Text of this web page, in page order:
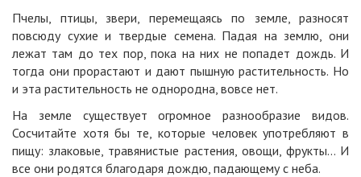
Пчелы, птицы, звери, перемещаясь по земле, разносят
повсюду сухие и твердые семена. Падая на землю, они
лежат там до тех пор, пока на них не попадет дождь. И
тогда они прорастают и дают пышную растительность. Но
и эта растительность не однородна, вовсе нет.
На земле существует огромное разнообразие видов.
Сосчитайте хотя бы те, которые человек употребляют в
пищу: злаковые, травянистые растения, овощи, фрукты… И
все они родятся благодаря дождю, падающему с неба.